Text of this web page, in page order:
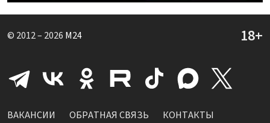
© 2012 – 2026 M24
ВАКАНСИИ ОБРАТНАЯ СВЯЗЬ
КОНТАКТЫ